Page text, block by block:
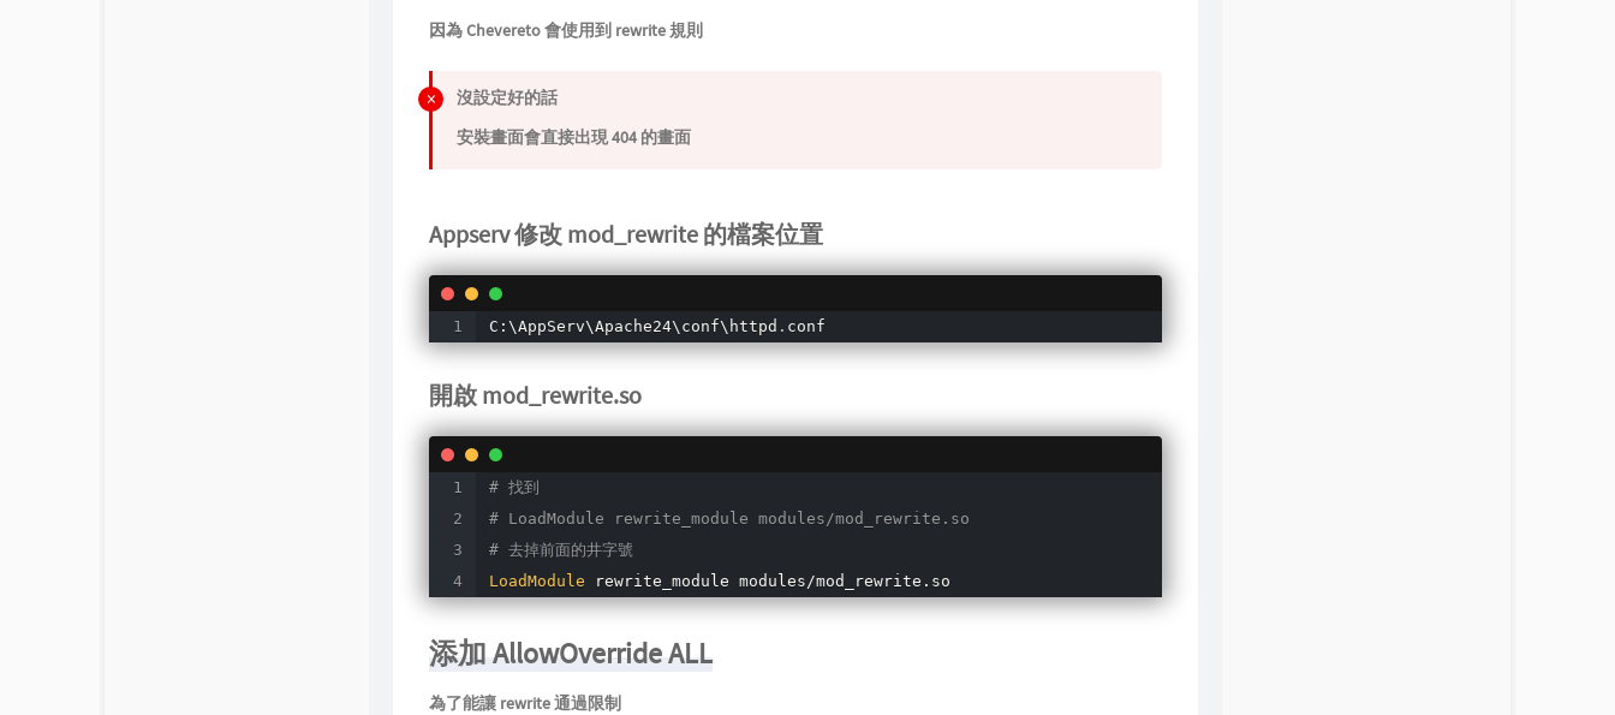
因為 Chevereto 會使用到 rewrite 規則
沒設定好的話
安裝畫面會直接出現 404 的畫面
Appserv 修改 mod_rewrite 的檔案位置
C:\AppServ\Apache24\conf\httpd . conf
開啟 mod_rewrite.so
# 找到
# LoadModule rewrite_module modules/mod_rewrite.so
# 去掉前面的井字號
LoadModule rewrite_module modules/mod_rewrite.so
添加 AllowOverride ALL
為了能讓 rewrite 通過限制